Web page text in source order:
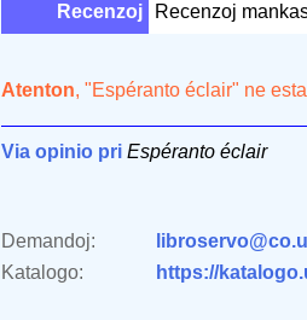
Recenzoj Recenzoj
Atenton, "Espéranto éclair" ne
Via opinio pri Espéranto éclair
Demandoj:
Katalogo:
https://